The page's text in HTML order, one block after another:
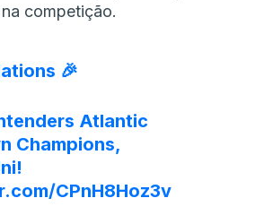
competição.
🎉
Atlantic
Champions,
!
CPnH8Hoz3v